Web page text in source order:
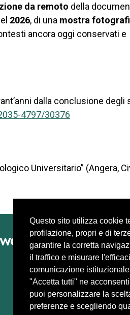
Questo sito utilizza cookie
profilazione, propri e di
garantire la corretta
il traffico e misurare
comunicazione
"Accetta tutti" ne
puoi personalizzare la
preferenze e scegliendo
da remoto della
2026, di una mostra
ancora oggi conservati e
dalla conclusione degli
4797/30376
Universitario” (Angera,
Privacy